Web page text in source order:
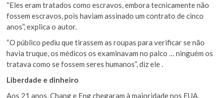
“Eles eram tratados como escravos, embora tecnicamente não
fossem escravos, pois haviam assinado um contrato de cinco
anos”, explica o autor.
“O público pediu que tirassem as roupas para verificar se não
havia truque, os médicos os examinavam no palco … ninguém os
tratava como se fossem seres humanos”, diz ele .
Liberdade e dinheiro
Aos 21 anos, Chang e Eng chegaram à maioridade nos EUA.